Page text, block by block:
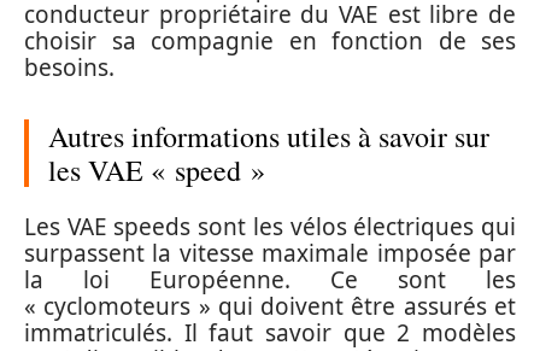
conducteur propriétaire du VAE est libre de
choisir sa compagnie en fonction de ses
besoins.
Autres informations utiles à savoir sur
les VAE « speed »
Les VAE speeds sont les vélos électriques qui
surpassent la vitesse maximale imposée par
la loi Européenne. Ce sont les
« cyclomoteurs » qui doivent être assurés et
immatriculés. Il faut savoir que 2 modèles